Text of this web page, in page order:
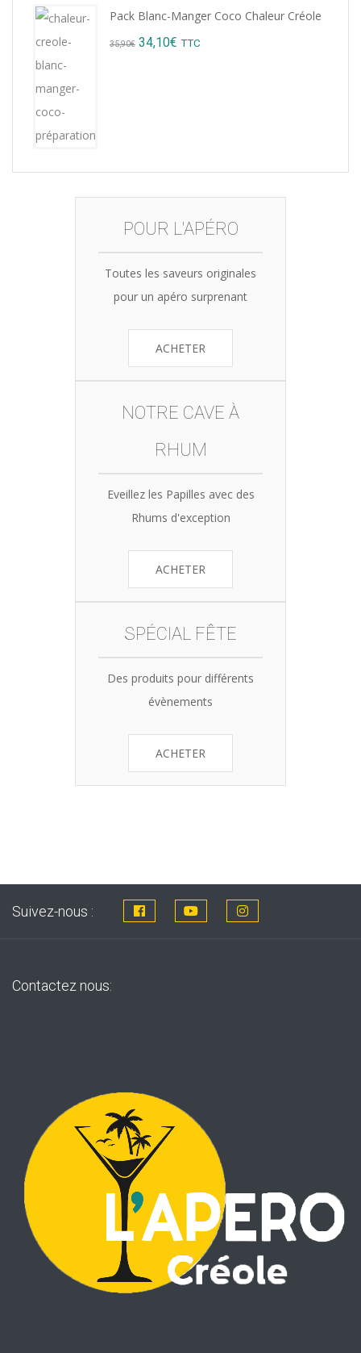
Pack Blanc-Manger Coco Chaleur Créole
35,90€ Original
34,10€ Current
TTC
POUR L'APÉRO
Toutes les saveurs originales
pour un apéro surprenant
ACHETER
NOTRE CAVE À
RHUM
Eveillez les Papilles avec des
Rhums d'exception
ACHETER
SPÉCIAL FÊTE
Des produits pour différents
évènements
ACHETER
Suivez-nous :
Contactez nous: